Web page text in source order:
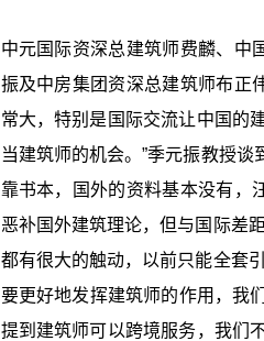
中元国际资深总建筑师费麟、中
振及中房集团资深总建筑师布正
常大，特别是国际交流让中国的
当建筑师的机会。”季元振教授
靠书本，国外的资料基本没有，
恶补国外建筑理论，但与国际差
都有很大的触动，以前只能全套
要更好地发挥建筑师的作用，我
提到建筑师可以跨境服务，我们